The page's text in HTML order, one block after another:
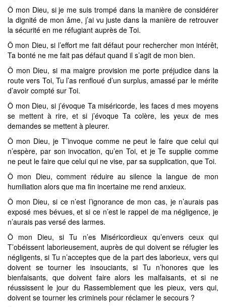
Ô mon Dieu, si je me suis trompé dans la manière de considérer
la dignité de mon âme, j’ai vu juste dans la manière de retrouver
la sécurité en me réfugiant auprès de Toi.
Ô mon Dieu, si l’effort me fait défaut pour rechercher mon intérêt,
Ta bonté ne me fait pas défaut quand il s’agit de mon bien.
Ô mon Dieu, si ma maigre provision me porte préjudice dans la
route vers Toi, Tu l’as renfloué d’un surplus, amassé par le mérite
d’avoir compté sur Toi.
Ô mon Dieu, si j’évoque Ta miséricorde, les faces d mes moyens
se mettent à rire, et si j’évoque Ta colère, les yeux de mes
demandes se mettent à pleurer.
Ô mon Dieu, je T’invoque comme ne peut le faire que celui qui
n’espère, par son invocation, qu’en Toi, et je Te supplie comme
ne peut le faire que celui qui ne vise, par sa supplication, que Toi.
Ô mon Dieu, comment réduire au silence la langue de mon
humiliation alors que ma fin incertaine me rend anxieux.
Ô mon Dieu, si ce n’est l’ignorance de mon cas, je n’aurais pas
exposé mes bévues, et si ce n’est le rappel de ma négligence, je
n’aurais pas versé des larmes.
Ô mon Dieu, si Tu n’es Miséricordieux qu’envers ceux qui
T’obéissent laborieusement, auprès de qui doivent se réfugier les
négligents, si Tu n’acceptes que de la part des laborieux, vers qui
doivent se tourner les insouciants, si Tu n’honores que les
bienfaisants, que doivent faire alors les malfaisants, et si ne
réussissent le jour du Rassemblement que les pieux, vers qui,
doivent se tourner les criminels pour réclamer le secours ?